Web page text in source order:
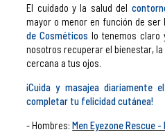
El cuidado y la salud del
mayor o menor en función de ser
de Cosméticos lo tenemos claro
nosotros recuperar el bienestar,
cercana a tus ojos.
¡Cuida y masajea diariamente
completar tu felicidad cutánea!
Hombres:Men Eyezone Rescue